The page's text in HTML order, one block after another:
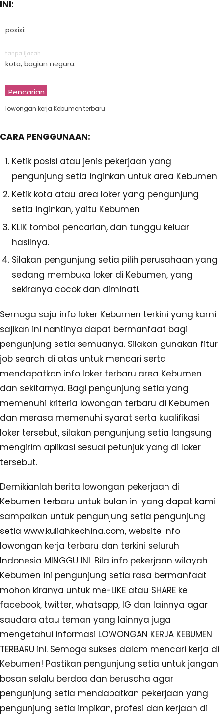
INI:
posisi:
tanpa ijazah
kota, bagian negara:
Pencarian
lowongan kerja Kebumen terbaru
CARA PENGGUNAAN:
Ketik posisi atau jenis pekerjaan yang
pengunjung setia inginkan untuk area Kebumen
Ketik kota atau area loker yang pengunjung
setia inginkan, yaitu Kebumen
KLIK tombol pencarian, dan tunggu keluar
hasilnya.
Silakan pengunjung setia pilih perusahaan yang
sedang membuka loker di Kebumen, yang
sekiranya cocok dan diminati.
Semoga saja info loker Kebumen terkini yang kami
sajikan ini nantinya dapat bermanfaat bagi
pengunjung setia semuanya. Silakan gunakan fitur
job search di atas untuk mencari serta
mendapatkan info loker terbaru area Kebumen
dan sekitarnya. Bagi pengunjung setia yang
memenuhi kriteria lowongan terbaru di Kebumen
dan merasa memenuhi syarat serta kualifikasi
loker tersebut, silakan pengunjung setia langsung
mengirim aplikasi sesuai petunjuk yang di loker
tersebut.
Demikianlah berita lowongan pekerjaan di
Kebumen terbaru untuk bulan ini yang dapat kami
sampaikan untuk pengunjung setia pengunjung
setia www.kuliahkechina.com, website info
lowongan kerja terbaru dan terkini seluruh
Indonesia MINGGU INI. Bila info pekerjaan wilayah
Kebumen ini pengunjung setia rasa bermanfaat
mohon kiranya untuk me-LIKE atau SHARE ke
facebook, twitter, whatsapp, IG dan lainnya agar
saudara atau teman yang lainnya juga
mengetahui informasi LOWONGAN KERJA KEBUMEN
TERBARU ini. Semoga sukses dalam mencari kerja di
Kebumen! Pastikan pengunjung setia untuk jangan
bosan selalu berdoa dan berusaha agar
pengunjung setia mendapatkan pekerjaan yang
pengunjung setia impikan, profesi dan kerjaan di